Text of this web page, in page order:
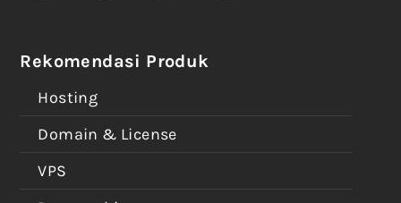
Rekomendasi Produk
Hosting
Domain & License
VPS